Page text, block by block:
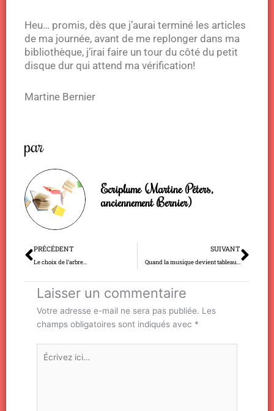
Heu… promis, dès que j’aurai terminé les articles
de ma journée, avant de me replonger dans ma
bibliothèque, j’irai faire un tour du côté du petit
disque dur qui attend ma vérification!
Martine Bernier
par
Ecriplume (Martine Péters,
anciennement Bernier)
Précédent
PRÉCÉDENT
Le choix de l’arbre…
SUIVANT
Quand la musique devient tableau…
Laisser un commentaire
Votre adresse e-mail ne sera pas publiée. Les
champs obligatoires sont indiqués avec *
Écrivez
ici…